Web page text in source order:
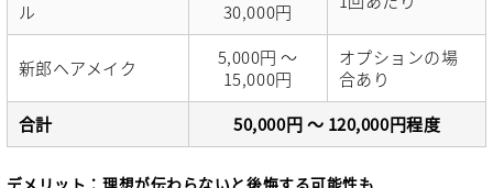
ル
30,000円
新郎ヘアメイク
5,000円 ～
15,000円
オプションの場
合あり
合計
50,000円 ～ 120,000円程度